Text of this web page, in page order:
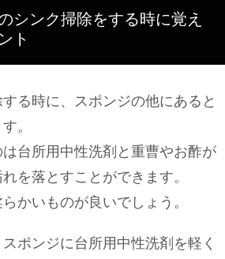
シンク掃除をする時に覚え
ト
る時に、スポンジの他にあると
。
台所用中性洗剤と重曹やお酢が
を落とすことができます。
かいものが良いでしょう。
ポンジに台所用中性洗剤を軽く